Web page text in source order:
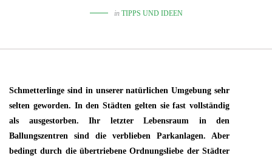
in TIPPS UND IDEEN
Schmetterlinge sind in unserer natürlichen Umgebung sehr
selten geworden. In den Städten gelten sie fast vollständig
als ausgestorben. Ihr letzter Lebensraum in den
Ballungszentren sind die verblieben Parkanlagen. Aber
bedingt durch die übertriebene Ordnungsliebe der Städter